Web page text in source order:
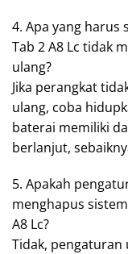
4. Apa yang harus
Tab 2 A8 Lc tidak
ulang?
Jika perangkat
ulang, coba
baterai memiliki
berlanjut,
5. Apakah
menghapus
A8 Lc?
Tidak, pengaturan